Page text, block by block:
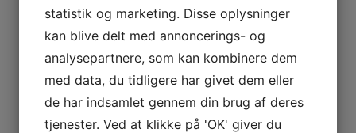
statistik og marketing. Disse oplysninger
kan blive delt med annoncerings- og
analysepartnere, som kan kombinere dem
med data, du tidligere har givet dem eller
de har indsamlet gennem din brug af deres
tjenester. Ved at klikke på 'OK' giver du